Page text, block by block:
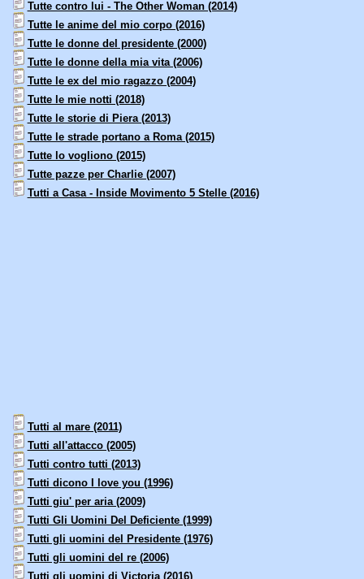
Tutte contro lui - The Other Woman (2014)
Tutte le anime del mio corpo (2016)
Tutte le donne del presidente (2000)
Tutte le donne della mia vita (2006)
Tutte le ex del mio ragazzo (2004)
Tutte le mie notti (2018)
Tutte le storie di Piera (2013)
Tutte le strade portano a Roma (2015)
Tutte lo vogliono (2015)
Tutte pazze per Charlie (2007)
Tutti a Casa - Inside Movimento 5 Stelle (2016)
Tutti al mare (2011)
Tutti all'attacco (2005)
Tutti contro tutti (2013)
Tutti dicono I love you (1996)
Tutti giu' per aria (2009)
Tutti Gli Uomini Del Deficiente (1999)
Tutti gli uomini del Presidente (1976)
Tutti gli uomini del re (2006)
Tutti gli uomini di Victoria (2016)